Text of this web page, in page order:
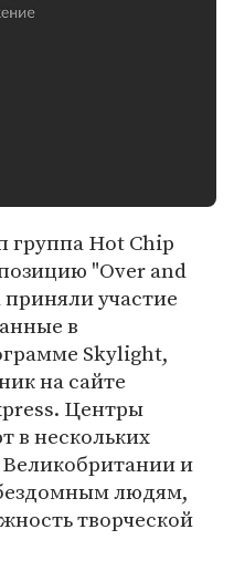
группа Hot Chip
"Over and
участие
в
Skylight,
на сайте
Центры
в нескольких
и
людям,
творческой